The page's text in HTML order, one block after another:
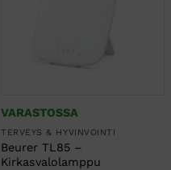
VARASTOSSA
TERVEYS & HYVINVOINTI
Beurer TL85 –
Kirkasvalolamppu